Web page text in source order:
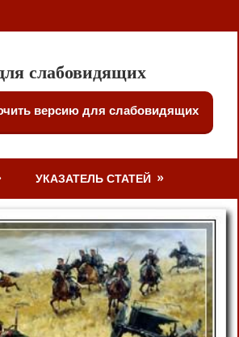
слабовидящих
версию для слабовидящих
УКАЗАТЕЛЬ СТАТЕЙ